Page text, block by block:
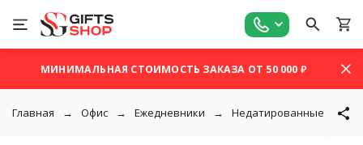
МИНИМАЛЬНАЯ СТОИМОСТЬ ЗАКАЗА ОТ 50 000 ₽
Главная Офис Ежедневники Недатированные